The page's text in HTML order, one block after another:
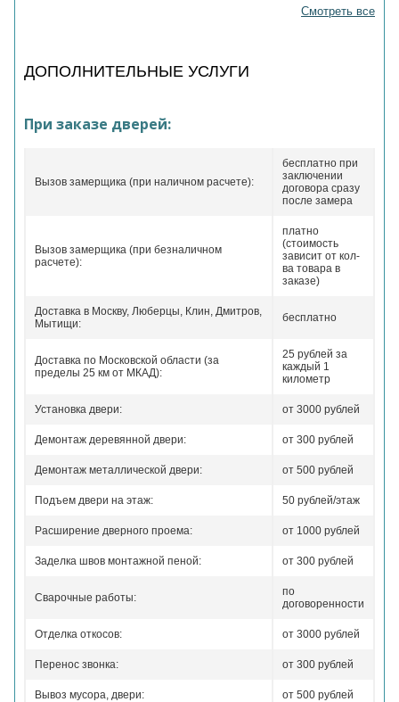
Смотреть все
ДОПОЛНИТЕЛЬНЫЕ УСЛУГИ
При заказе дверей:
Вызов замерщика (при наличном расчете):
бесплатно при
заключении
договора сразу
после замера
Вызов замерщика (при безналичном
расчете):
платно
(стоимость
зависит от кол-
ва товара в
заказе)
Доставка в Москву, Люберцы, Клин, Дмитров,
Мытищи:
бесплатно
Доставка по Московской области (за
пределы 25 км от МКАД):
25 рублей за
каждый 1
километр
Установка двери: от 3000 рублей
Демонтаж деревянной двери: от 300 рублей
Демонтаж металлической двери: от 500 рублей
Подъем двери на этаж: 50 рублей/этаж
Расширение дверного проема: от 1000 рублей
Заделка швов монтажной пеной: от 300 рублей
Сварочные работы:
по
договоренности
Отделка откосов: от 3000 рублей
Перенос звонка: от 300 рублей
Вывоз мусора, двери: от 500 рублей